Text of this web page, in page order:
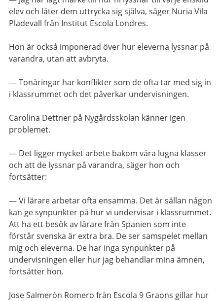
elev och låter dem uttrycka sig själva, säger Nuria Vila
Pladevall från Institut Escola Londres.
Hon är också imponerad över hur eleverna lyssnar på
varandra, utan att avbryta.
— Tonåringar har konflikter som de ofta tar med sig in
i klassrummet och det påverkar undervisningen.
Carolina Dettner på Nygårdsskolan känner igen
problemet.
— Det ligger mycket arbete bakom våra lugna klasser
och att de lyssnar på varandra, säger hon och
fortsätter:
— Vi lärare arbetar ofta ensamma. Det är sällan någon
kan ge synpunkter på hur vi undervisar i klassrummet.
Att ha ett besök av lärare från Spanien som inte
förstår svenska är extra bra. De ser samspelet mellan
mig och eleverna. De har inga synpunkter på
undervisningen eller hur jag behandlar mina ämnen,
fortsätter hon.
Jose Salmerón Romero från Escola 9 Graons gillar hur